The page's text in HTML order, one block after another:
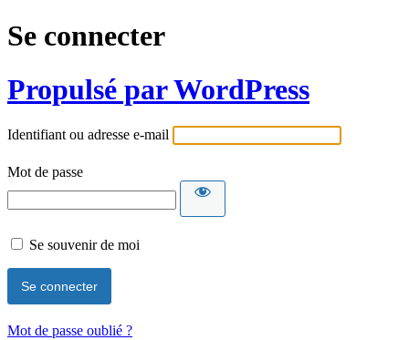
Se connecter
Propulsé par WordPress
Identifiant ou adresse e-mail
Mot de passe
Se souvenir de moi
Mot de passe oublié ?